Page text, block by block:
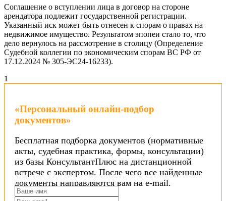
Соглашение о вступлении лица в договор на стороне
арендатора подлежит государственной регистрации.
Указанный иск может быть отнесен к спорам о правах на
недвижимое имущество. Результатом эпопеи стало то, что
дело вернулось на рассмотрение в столицу (Определение
Судебной коллегии по экономическим спорам ВС РФ от
17.12.2024 № 305-ЭС24-16233).
1
«Персональный онлайн-подбор
документов»
Бесплатная подборка документов (нормативные
акты, судебная практика, формы, консультации)
из базы КонсультантПлюс на дистанционной
встрече с экспертом. После чего все найденные
документы направляются вам на e-mail.